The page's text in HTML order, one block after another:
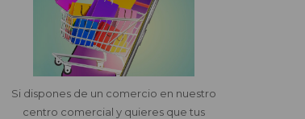
Si dispones de un comercio en nuestro
centro comercial y quieres que tus